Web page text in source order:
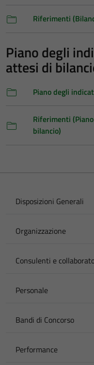
Riferimenti
Piano degli
attesi di
Piano degli
Riferimenti
bilancio)
Disposizioni Generali
Organizzazione
Consulenti e
Personale
Bandi di Concorso
Performance